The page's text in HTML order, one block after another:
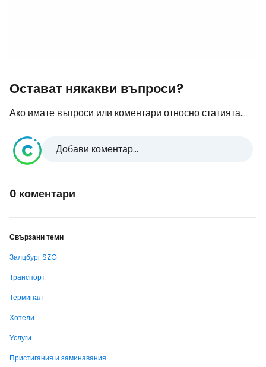
Остават някакви въпроси?
Ако имате въпроси или коментари относно статията...
Добави коментар...
0 коментари
Свързани теми
Залцбург SZG
Транспорт
Терминал
Хотели
Услуги
Пристигания и заминавания